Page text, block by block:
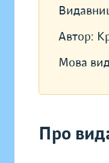
Автор:
Мова
Про